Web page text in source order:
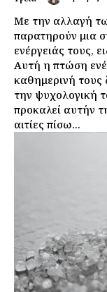
Με την αλλαγή
παρατηρούν μια
ενέργειάς τους,
Αυτή η πτώση
καθημερινή
την ψυχολογική
προκαλεί αυτήν
αιτίες πίσω...